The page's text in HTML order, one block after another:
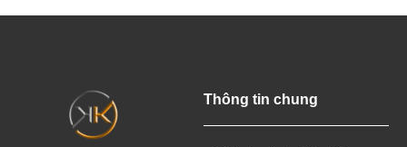
Thông tin chung